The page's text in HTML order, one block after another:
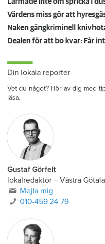
Din lokala reporter
Vet du något? Hör av dig med
läsa.
Gustaf Görfelt
lokalredaktör – Västra
Mejla mig
010-459 24 79